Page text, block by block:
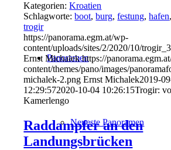
Panoramen
Neueste Panoramen
Kategorien:Kroatien
Schlagworte:boot,burg,festung,hafen
trogir
https://panorama.egm.at/wp-
content/uploads/sites/2/2020/10/
Ernst Michalek https://
content/themes/pano/images/
michalek-2.png Ernst Michalek2019-
12:29:572020-10-04 10:26:15Trogir:
Kamerlengo
Raddampfer an den
Landungsbrücken